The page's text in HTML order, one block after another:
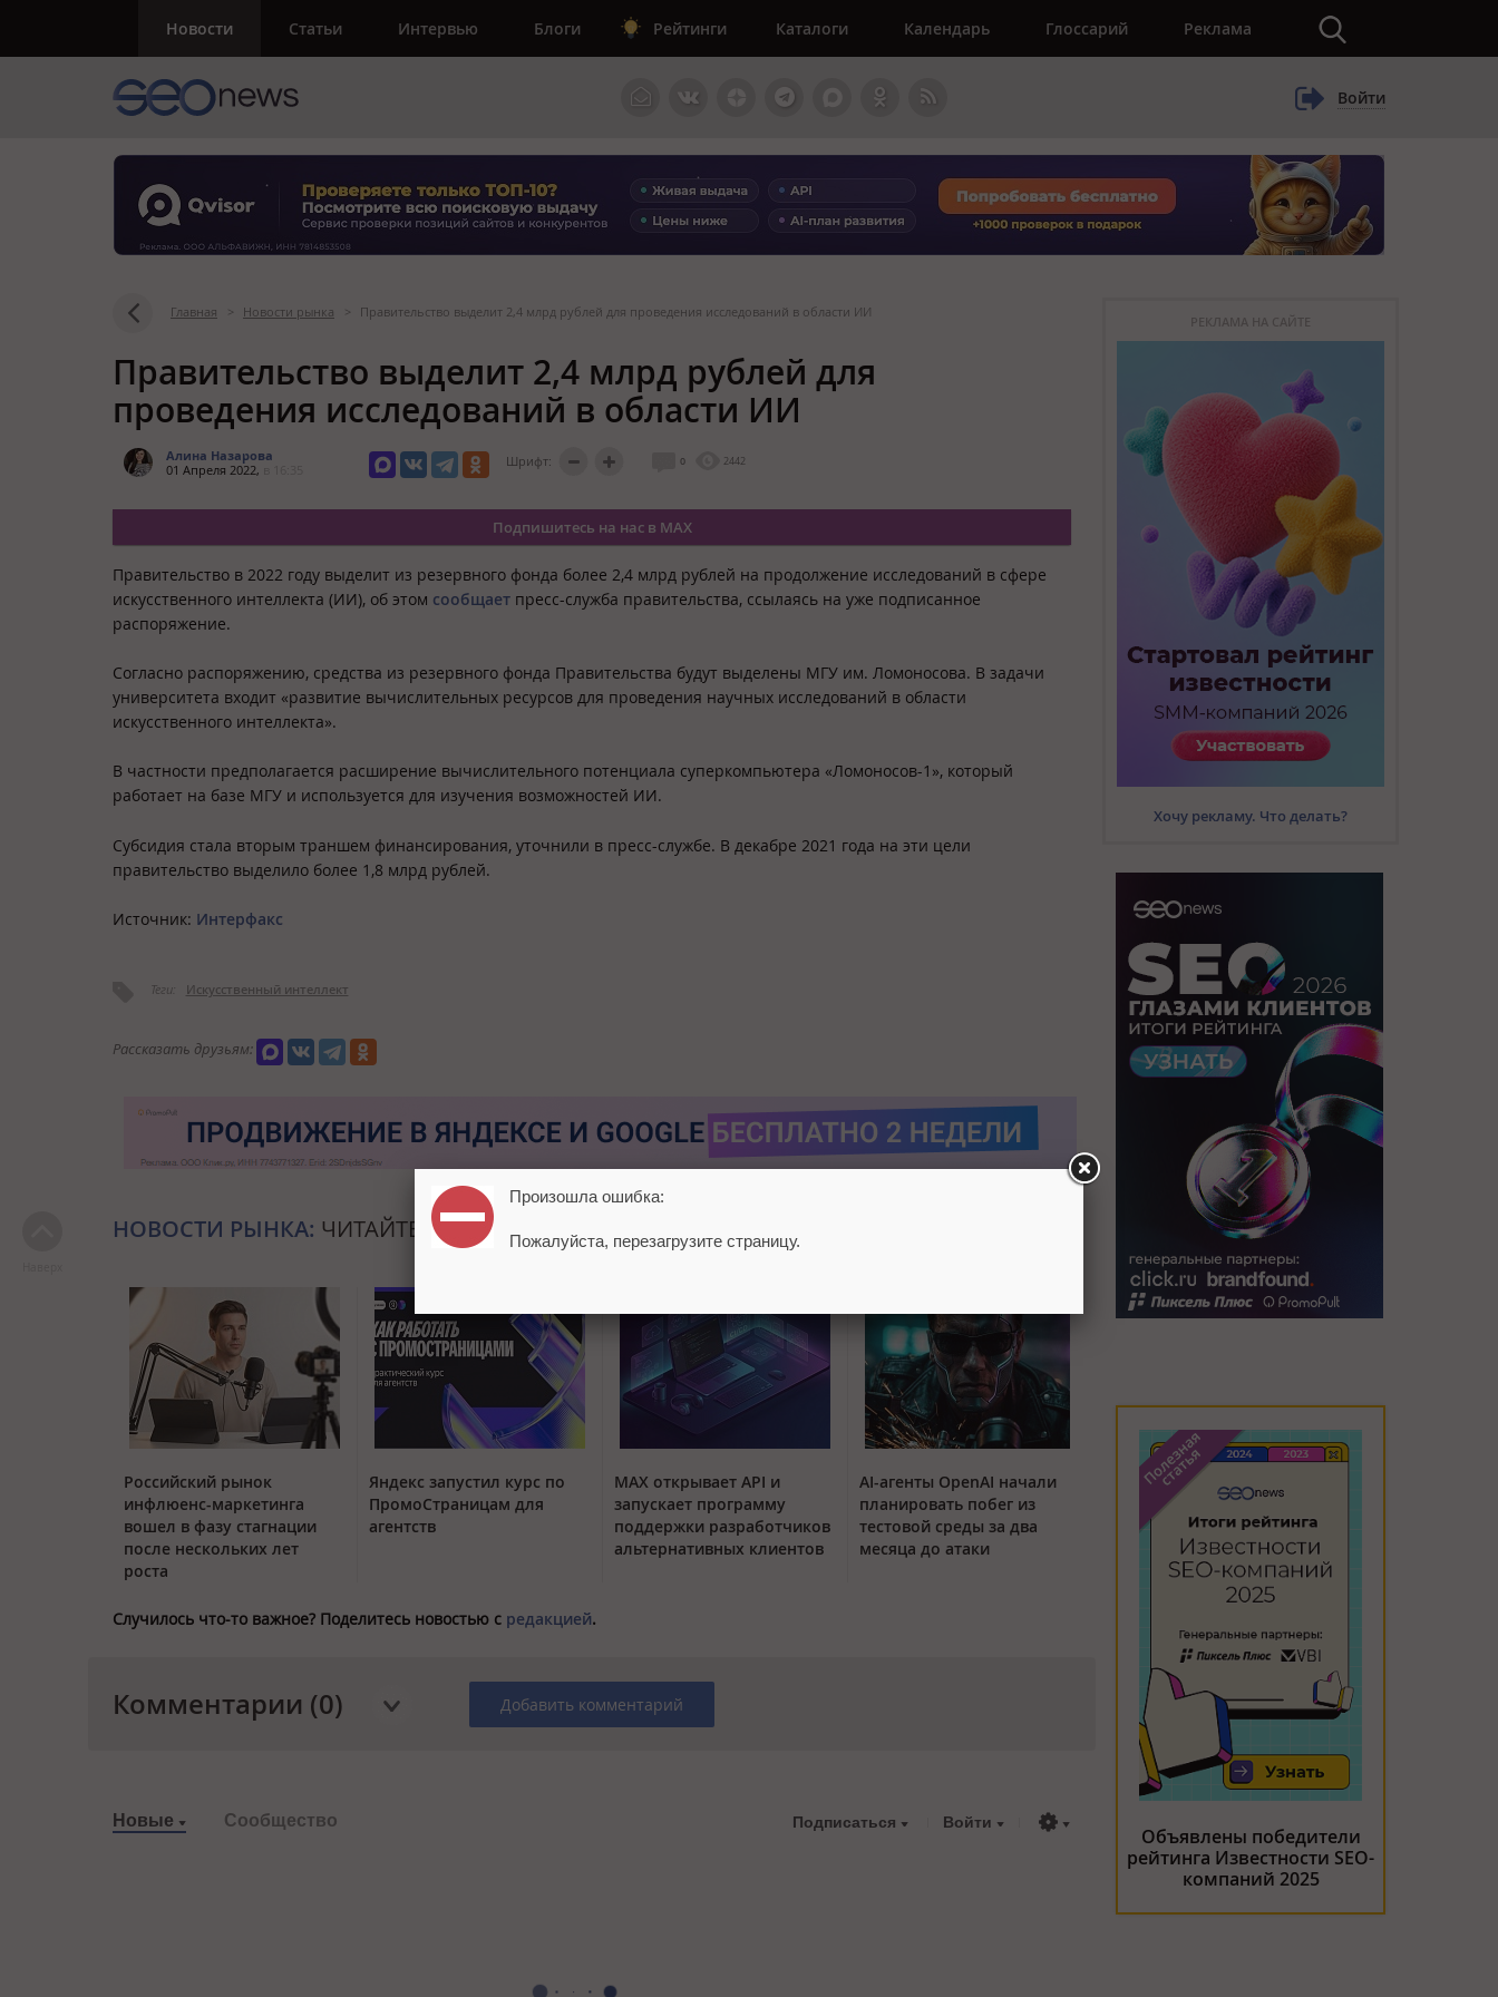
Новости Статьи Интервью Блоги Рейтинги Каталоги Календарь Глоссарий Реклама
Войти
Главная > Новости рынка > Правительство выделит 2,4 млрд рублей для проведения исследований в области ИИ
Правительство выделит 2,4 млрд рублей для
проведения исследований в области ИИ
Алина Назарова
01 Апреля 2022,
Шрифт: 0 2442
Подпишитесь на нас в MAX
Правительство в 2022 году выделит из резервного фонда более 2,4 млрд рублей на продолжение исследований в сфере
искусственного интеллекта (ИИ), об этом сообщает пресс-служба правительства, ссылаясь на уже подписанное
распоряжение.
Согласно распоряжению, средства из резервного фонда Правительства будут выделены МГУ им. Ломоносова. В задачи
университета входит «развитие вычислительных ресурсов для проведения научных исследований в области
искусственного интеллекта».
В частности предполагается расширение вычислительного потенциала суперкомпьютера «Ломоносов-1», который
работает на базе МГУ и используется для изучения возможностей ИИ.
Субсидия стала вторым траншем финансирования, уточнили в пресс-службе. В декабре 2021 года на эти цели
правительство выделило более 1,8 млрд рублей.
Источник: Интерфакс
Теги: Искусственный интеллект
Рассказать друзьям:
НОВОСТИ РЫНКА: ЧИТАЙТЕ ТАКЖЕ
Российский рынок
инфлюенс-маркетинга
вошел в фазу стагнации
после нескольких лет
роста
Яндекс запустил курс по
ПромоСтраницам для
агентств
MAX открывает API и
запускает программу
поддержки разработчиков
альтернативных клиентов
AI-агенты OpenAI начали
планировать побег из
тестовой среды за два
месяца до атаки
Случилось что-то важное? Поделитесь новостью с редакцией.
Комментарии (0) Добавить комментарий
Новые Сообщество Подписаться Войти
РЕКЛАМА НА САЙТЕ
Хочу рекламу. Что делать?
Объявлены победители
рейтинга Известности SEO-
компаний 2025
Произошла ошибка:
Пожалуйста, перезагрузите страницу.